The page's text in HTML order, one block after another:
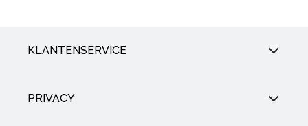
KLANTENSERVICE
PRIVACY